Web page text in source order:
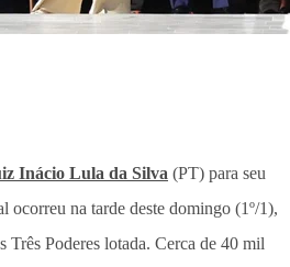
Inácio Lula da Silva (PT) para seu
ocorreu na tarde deste domingo (1º/1),
Três Poderes lotada. Cerca de 40 mil